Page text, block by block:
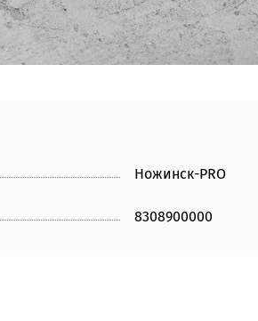
Ножинск-PRO
8308900000